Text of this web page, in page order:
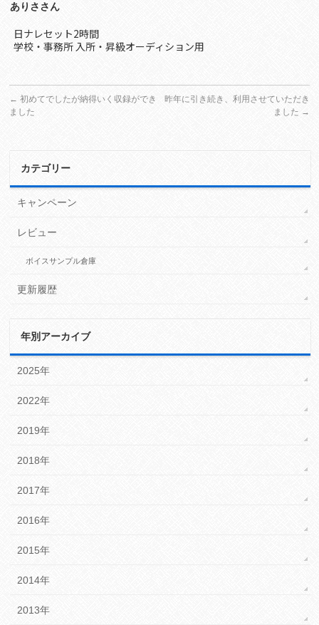
ありささん
日ナレセット2時間
学校・事務所 入所・昇級オーディション用
← 初めてでしたが納得いく収録ができ
ました
昨年に引き続き、利用させていただき
ました →
カテゴリー
キャンペーン
レビュー
ボイスサンプル倉庫
更新履歴
年別アーカイブ
2025年
2022年
2019年
2018年
2017年
2016年
2015年
2014年
2013年